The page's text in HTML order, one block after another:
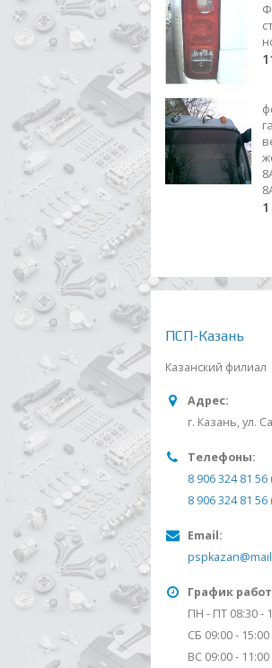
Цена по
ПСП-Казань
Казанский филиал
Адрес:
г. Казань, ул.
Телефоны:
8 906 324 81 56
8 906 324 81 56
Email:
График
ПН - ПТ 08:30 -
СБ 09:00 - 15:00
ВС 09:00 - 11:00